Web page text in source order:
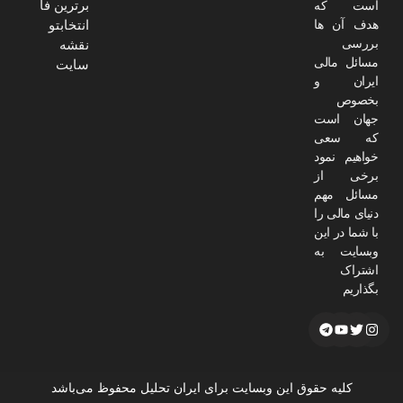
است که
هدف آن ها
بررسی
مسائل مالی
ایران و
بخصوص
جهان است
که سعی
خواهیم نمود
برخی از
مسائل مهم
دنیای مالی را
با شما در این
وبسایت به
اشتراک
بگذاریم
برترین فا
انتخابتو
نقشه
سایت
کلیه حقوق این وبسایت برای ایران تحلیل محفوظ می‌باشد